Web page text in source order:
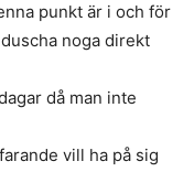
punkt är i och för
noga direkt
då man inte
vill ha på sig